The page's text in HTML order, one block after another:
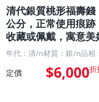
清代銀質桃形福壽
公分，正常使用痕
收藏或佩戴，寓意
年代：清/n材質：銀/n品相
定價 $6,000